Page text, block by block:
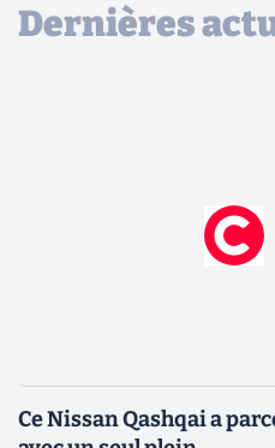
Dernières
Ce Nissan Qashqai a